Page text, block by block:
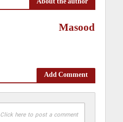
Masood
Add Comment
Click here to post a comment